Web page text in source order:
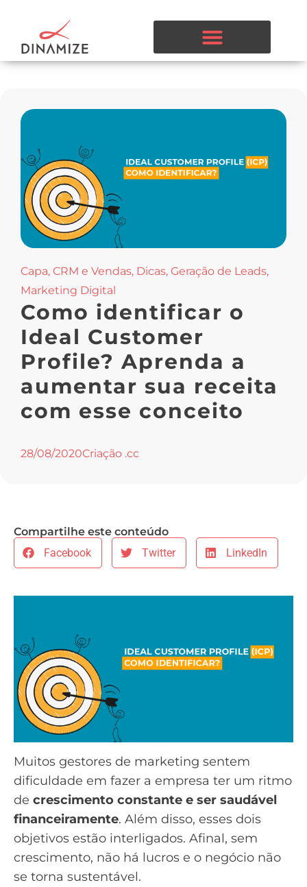
Capa, CRM e Vendas, Dicas, Geração de Leads,
Marketing Digital
Como identificar o
Ideal Customer
Profile? Aprenda a
aumentar sua receita
com esse conceito
28/08/2020Criação .cc
Compartilhe este conteúdo
Facebook
Twitter LinkedIn
Muitos gestores de marketing sentem
dificuldade em fazer a empresa ter um ritmo
de crescimento constante e ser saudável
financeiramente. Além disso, esses dois
objetivos estão interligados. Afinal, sem
crescimento, não há lucros e o negócio não
se torna sustentável.